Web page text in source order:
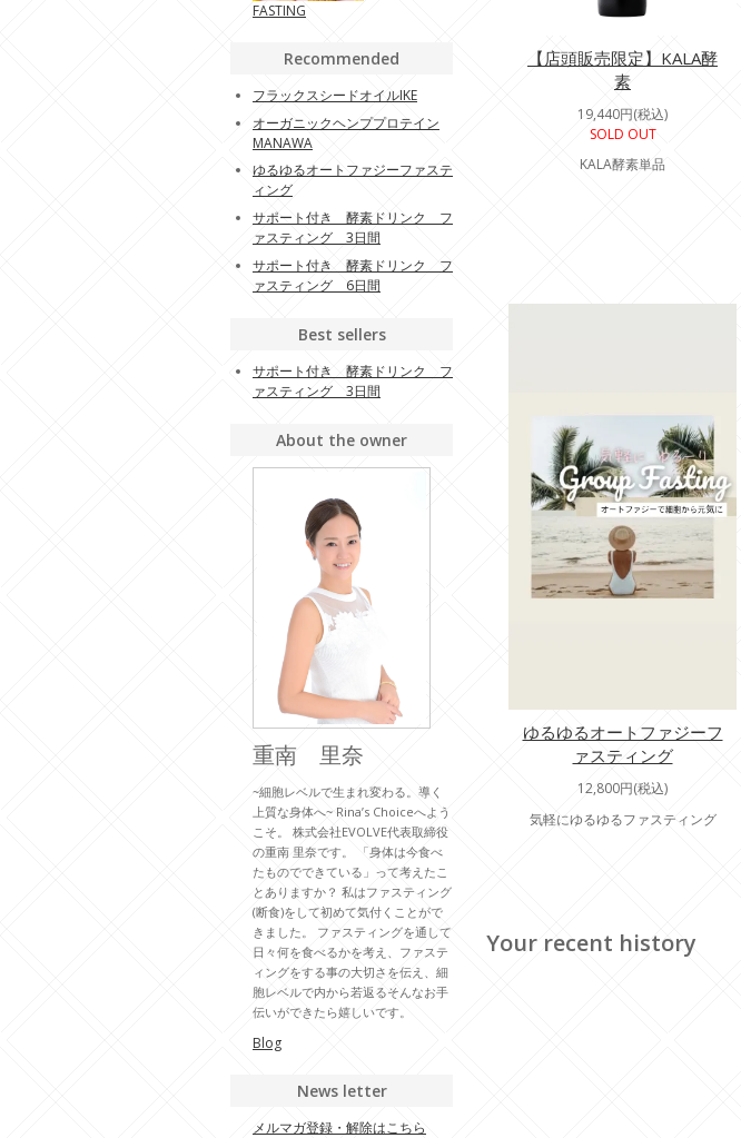
【店頭販売限定】KALA酵
素
19,440円(税込)
SOLD OUT
KALA酵素単品
ゆるゆるオートファジーフ
ァスティング
12,800円(税込)
気軽にゆるゆるファスティング
Your recent history
FASTING
Recommended
フラックスシードオイルIKE
オーガニックヘンププロテイン
MANAWA
ゆるゆるオートファジーファステ
ィング
サポート付き 酵素ドリンク フ
ァスティング 3日間
サポート付き 酵素ドリンク フ
ァスティング 6日間
Best sellers
サポート付き 酵素ドリンク フ
ァスティング 3日間
About the owner
重南 里奈
~細胞レベルで生まれ変わる。導く
上質な身体へ~ Rina’s Choiceへよう
こそ。 株式会社EVOLVE代表取締役
の重南 里奈です。 「身体は今食べ
たものでできている」って考えたこ
とありますか？ 私はファスティング
(断食)をして初めて気付くことがで
きました。 ファスティングを通して
日々何を食べるかを考え、ファステ
ィングをする事の大切さを伝え、細
胞レベルで内から若返るそんなお手
伝いができたら嬉しいです。
Blog
News letter
メルマガ登録・解除はこちら